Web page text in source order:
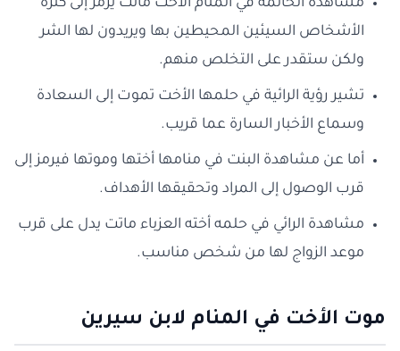
مشاهدة الحالمة في المنام الأخت ماتت يرمز إلى كثرة
الأشخاص السيئين المحيطين بها ويريدون لها الشر
ولكن ستقدر على التخلص منهم.
تشير رؤية الرائية في حلمها الأخت تموت إلى السعادة
وسماع الأخبار السارة عما قريب.
أما عن مشاهدة البنت في منامها أختها وموتها فيرمز إلى
قرب الوصول إلى المراد وتحقيقها الأهداف.
مشاهدة الرائي في حلمه أخته العزباء ماتت يدل على قرب
موعد الزواج لها من شخص مناسب.
موت الأخت في المنام لابن سيرين